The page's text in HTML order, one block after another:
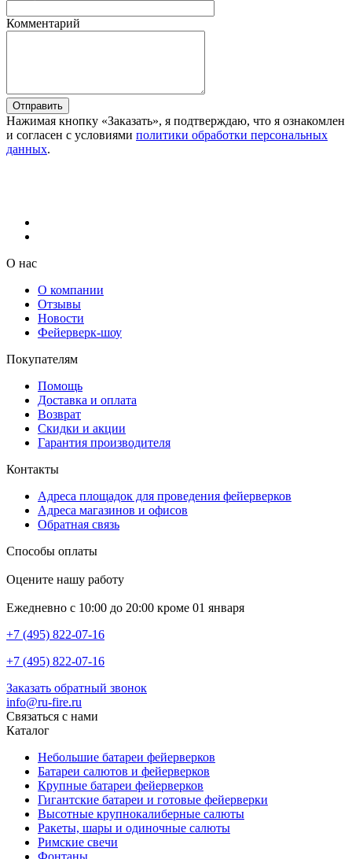
Комментарий
Отправить
Нажимая кнопку «Заказать», я подтверждаю, что я ознакомлен
и согласен с условиями политики обработки персональных
данных.
О нас
О компании
Отзывы
Новости
Фейерверк-шоу
Покупателям
Помощь
Доставка и оплата
Возврат
Скидки и акции
Гарантия производителя
Контакты
Адреса площадок для проведения фейерверков
Адреса магазинов и офисов
Обратная связь
Способы оплаты
Оцените нашу работу
Ежедневно с 10:00 до 20:00 кроме 01 января
+7 (495) 822-07-16
+7 (495) 822-07-16
Заказать обратный звонок
info@ru-fire.ru
Связаться с нами
Каталог
Небольшие батареи фейерверков
Батареи салютов и фейерверков
Крупные батареи фейерверков
Гигантские батареи и готовые фейерверки
Высотные крупнокалиберные салюты
Ракеты, шары и одиночные салюты
Римские свечи
Фонтаны